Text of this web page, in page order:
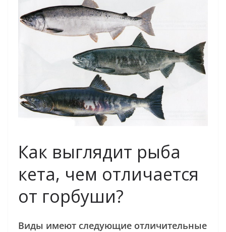
Как выглядит рыба
кета, чем отличается
от горбуши?
Виды имеют следующие отличительные